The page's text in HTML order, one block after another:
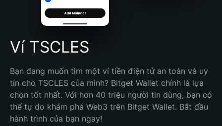
Português (Brasil)
Español (Argentina)
Ví TSCLES
Bạn đang muốn tìm một ví tiền điện tử an toàn và uy
tín cho TSCLES của mình? Bitget Wallet chính là lựa
chọn tốt nhất. Với hơn 40 triệu người tin dùng, bạn có
thể tự do khám phá Web3 trên Bitget Wallet. Bắt đầu
hành trình của bạn ngay!